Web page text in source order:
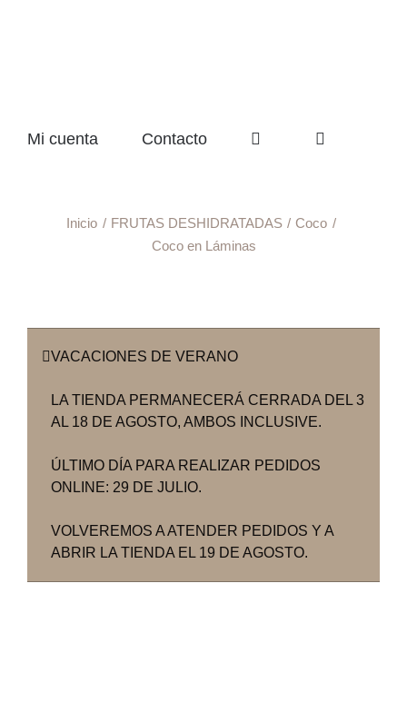
Mi cuenta Contacto
Inicio FRUTAS DESHIDRATADAS
Coco
Coco en Láminas
VACACIONES DE VERANO
LA TIENDA PERMANECERÁ CERRADA DEL 3
AL 18 DE AGOSTO, AMBOS INCLUSIVE.
ÚLTIMO DÍA PARA REALIZAR PEDIDOS
ONLINE: 29 DE JULIO.
VOLVEREMOS A ATENDER PEDIDOS Y A
ABRIR LA TIENDA EL 19 DE AGOSTO.